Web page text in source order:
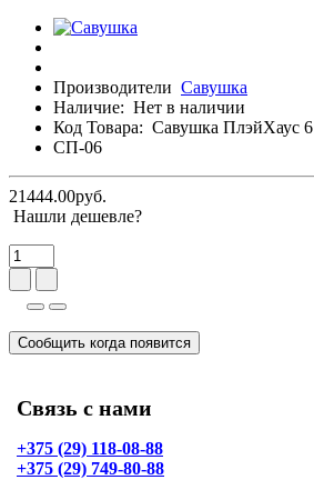
Производители Савушка
Наличие: Нет в наличии
Код Товара: Савушка ПлэйХаус 6
СП-06
21444.00руб.
Нашли дешевле?
Сообщить когда появится
Связь с нами
+375 (29) 118-08-88
+375 (29) 749-80-88